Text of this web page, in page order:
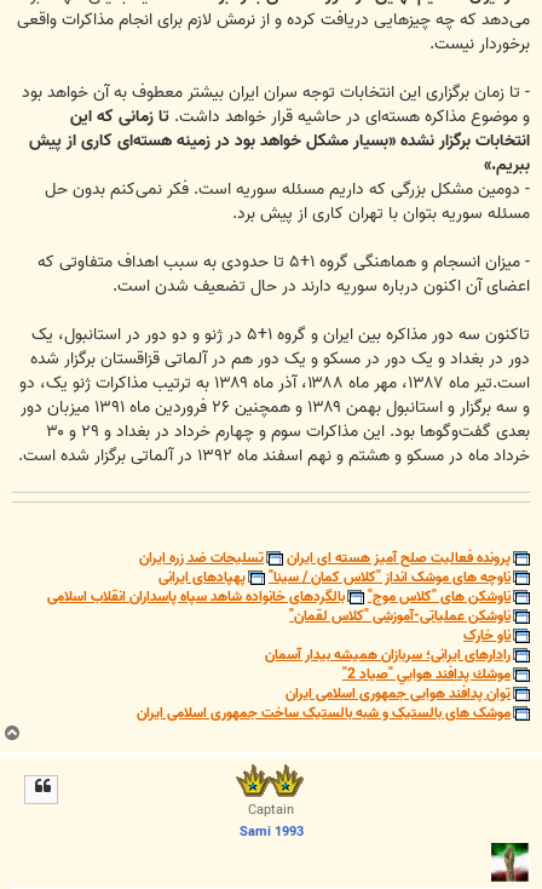
می‌دهد که چه چیزهایی دریافت کرده و از نرمش لازم برای انجام مذاکرات واقعی
برخوردار نیست.
- تا زمان برگزاری این انتخابات توجه سران ایران بیشتر معطوف به آن خواهد بود
و موضوع مذاکره هسته‌ای در حاشیه قرار خواهد داشت. تا زمانی که این
انتخابات برگزار نشده «بسیار مشکل خواهد بود در زمینه هسته‌ای کاری از پیش
ببریم.»
- دومین مشکل بزرگی که داریم مسئله سوریه است. فکر نمی‌کنم بدون حل
مسئله سوریه بتوان با تهران کاری از پیش برد.
- میزان انسجام و هماهنگی گروه ۱+۵ تا حدودی به سبب اهداف متفاوتی که
اعضای آن اکنون درباره سوریه دارند در حال تضعیف شدن است.
تاکنون سه دور مذاکره بین ایران و گروه ۱+۵ در ژنو و دو دور در استانبول، یک
دور در بغداد و یک دور در مسکو و یک دور هم در آلماتی قزاقستان برگزار شده
است.تیر ماه ۱۳۸۷، مهر ماه ۱۳۸۸، آذر ماه ۱۳۸۹ به ترتیب مذاکرات ژنو یک، دو
و سه برگزار و استانبول بهمن ۱۳۸۹ و همچنین ۲۶ فروردین ماه ۱۳۹۱ میزبان دور
بعدی گفت‌وگوها بود. این مذاکرات سوم و چهارم خرداد در بغداد و ۲۹ و ۳۰
خرداد ماه در مسکو و هشتم و نهم اسفند ماه ۱۳۹۲ در آلماتی برگزار شده است.
پرونده فعالیت صلح آمیز هسته ای ایران
تسلیحات ضد زره ایران
ناوچه های موشک انداز "کلاس کمان / سینا"
پهپادهای ایرانی
ناوشکن های "کلاس موج"
بالگردهای خانواده شاهد سپاه پاسداران انقلاب اسلامی
ناوشکن عملیاتی-آموزشی "کلاس لقمان"
ناو خارک
رادارهای ایرانی؛ سربازان همیشه بیدار آسمان
موشك پدافند هوايي "صياد 2"
توان پدافند هوایی جمهوری اسلامی ایران
موشک های بالستیک و شبه بالستیک ساخت جمهوری اسلامی ایران
ب
ا
Captain
Sami 1993